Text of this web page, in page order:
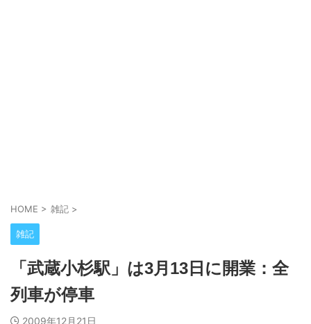
HOME > 雑記 >
雑記
「武蔵小杉駅」は3月13日に開業：全
列車が停車
2009年12月21日